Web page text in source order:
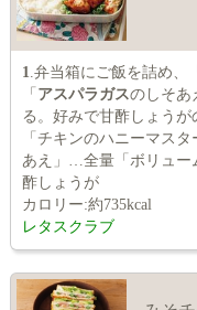
1 .弁当箱にご飯を詰め、
「 アスパラガスのしそあ
る。好みで甘酢しょうが
「チキンのハニーマス
あえ」…全量「ボリュ
酢しょうが
カロリー:約735kcal
レタスクラブ